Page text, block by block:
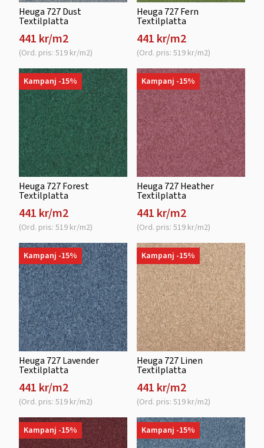
Heuga 727 Dust
Textilplatta
441 kr/m2
(Ord. pris: 519 kr/m2)
Heuga 727 Fern
Textilplatta
441 kr/m2
(Ord. pris: 519 kr/m2)
Kampanj -15%
Heuga 727 Forest
Textilplatta
441 kr/m2
(Ord. pris: 519 kr/m2)
Kampanj -15%
Heuga 727 Heather
Textilplatta
441 kr/m2
(Ord. pris: 519 kr/m2)
Kampanj -15%
Heuga 727 Lavender
Textilplatta
441 kr/m2
(Ord. pris: 519 kr/m2)
Kampanj -15%
Heuga 727 Linen
Textilplatta
441 kr/m2
(Ord. pris: 519 kr/m2)
Kampanj -15% Kampanj -15%